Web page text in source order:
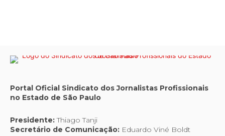
Portal Oficial Sindicato dos Jornalistas Profissionais
no Estado de São Paulo
Presidente:Thiago Tanji
Secretário de Comunicação: Eduardo Viné Boldt